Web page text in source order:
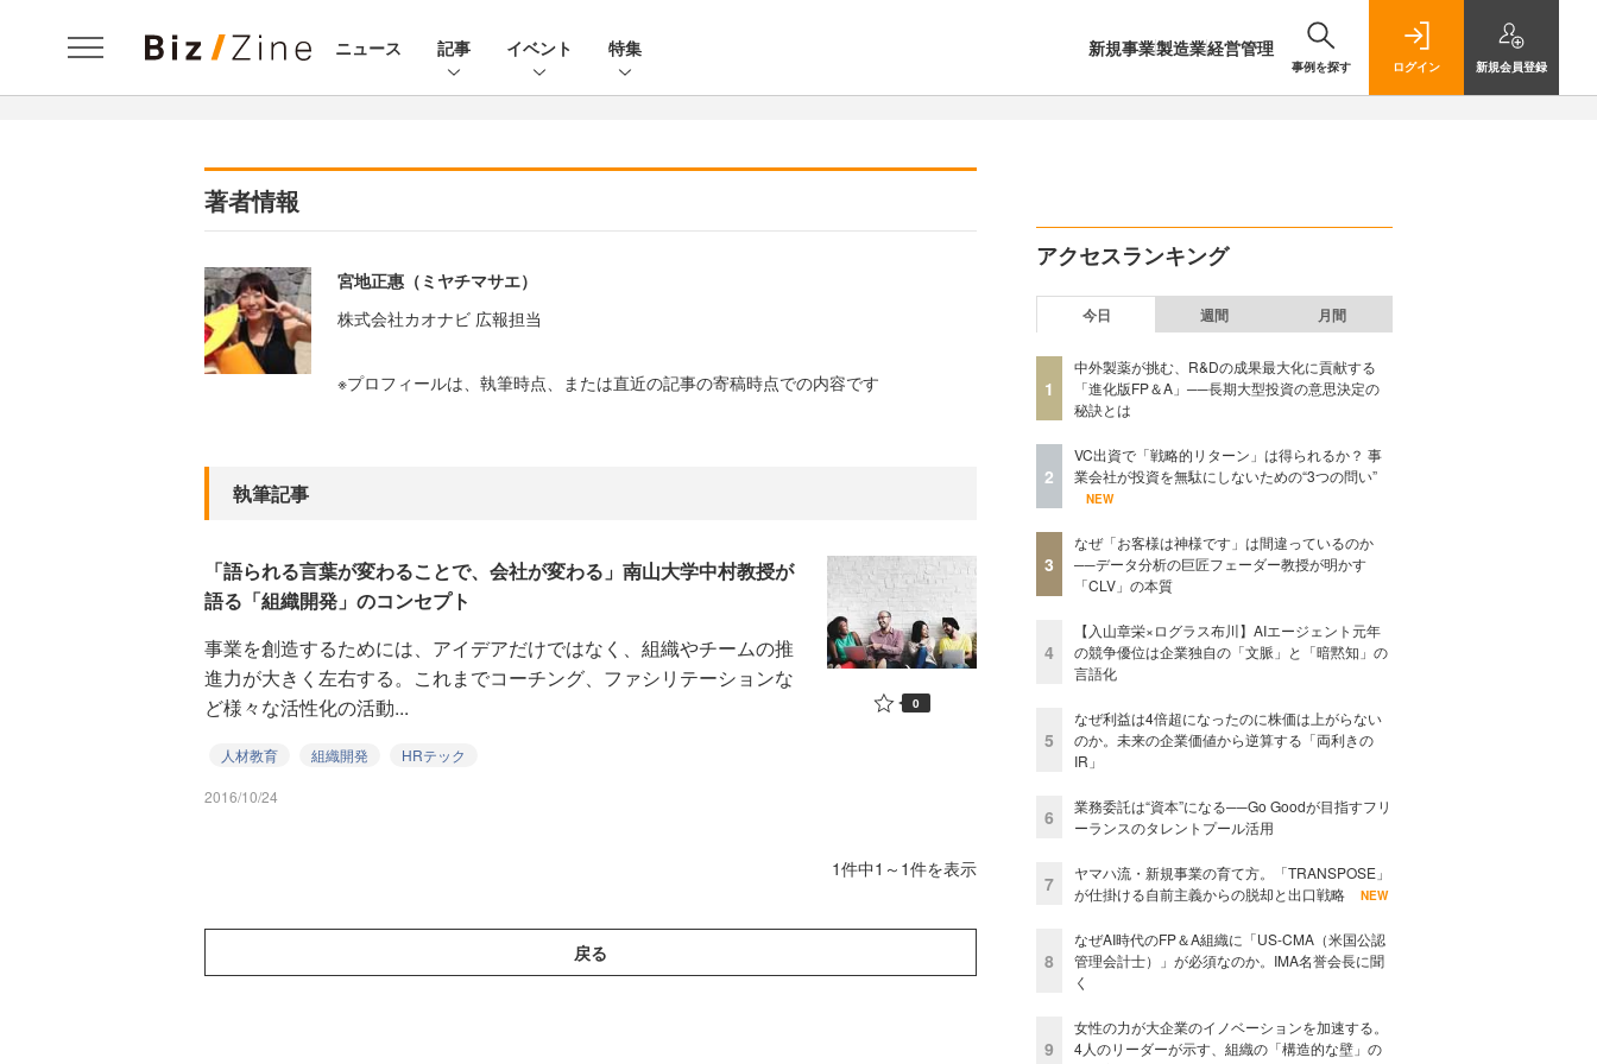
ニュース 記事 イベント 特集 新規事業製造業経営管理
事例を探す ログイン 新規会員登録
著者情報
宮地正惠（ミヤチマサエ）
株式会社カオナビ 広報担当
※プロフィールは、執筆時点、または直近の記事の寄稿時点での内容です
執筆記事
「語られる言葉が変わることで、会社が変わる」南山大学中村教授が
語る「組織開発」のコンセプト
事業を創造するためには、アイデアだけではなく、組織やチームの推
進力が大きく左右する。これまでコーチング、ファシリテーションな
ど様々な活性化の活動...
人材教育 組織開発 HRテック
2016/10/24
0
1件中1～1件を表示
戻る
アクセスランキング
今日 週間 月間
1
中外製薬が挑む、R&Dの成果最大化に貢献する
「進化版FP＆A」──長期大型投資の意思決定の
秘訣とは
2
VC出資で「戦略的リターン」は得られるか？ 事
業会社が投資を無駄にしないための“3つの問い”
NEW
3
なぜ「お客様は神様です」は間違っているのか
──データ分析の巨匠フェーダー教授が明かす
「CLV」の本質
4
【入山章栄×ログラス布川】AIエージェント元年
の競争優位は企業独自の「文脈」と「暗黙知」の
言語化
5
なぜ利益は4倍超になったのに株価は上がらない
のか。未来の企業価値から逆算する「両利きの
IR」
6
業務委託は“資本”になる──Go Goodが目指すフリ
ーランスのタレントプール活用
7
ヤマハ流・新規事業の育て方。「TRANSPOSE」
が仕掛ける自前主義からの脱却と出口戦略
NEW
8
なぜAI時代のFP＆A組織に「US-CMA（米国公認
管理会計士）」が必須なのか。IMA名誉会長に聞
く
9
女性の力が大企業のイノベーションを加速する。
4人のリーダーが示す、組織の「構造的な壁」の